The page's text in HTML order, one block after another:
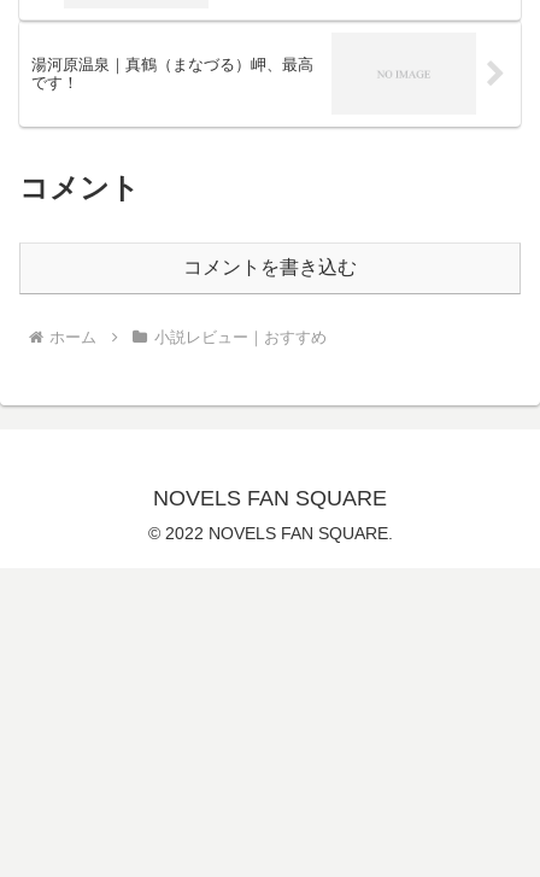
湯河原温泉｜真鶴（まなづる）岬、最高
です！
コメント
コメントを書き込む
ホーム 小説レビュー｜おすすめ
NOVELS FAN SQUARE
© 2022 NOVELS FAN SQUARE.